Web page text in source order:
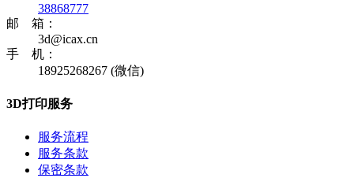
38868777
邮 箱：
3d@icax.cn
手 机：
18925268267 (微信)
3D打印服务
服务流程
服务条款
保密条款